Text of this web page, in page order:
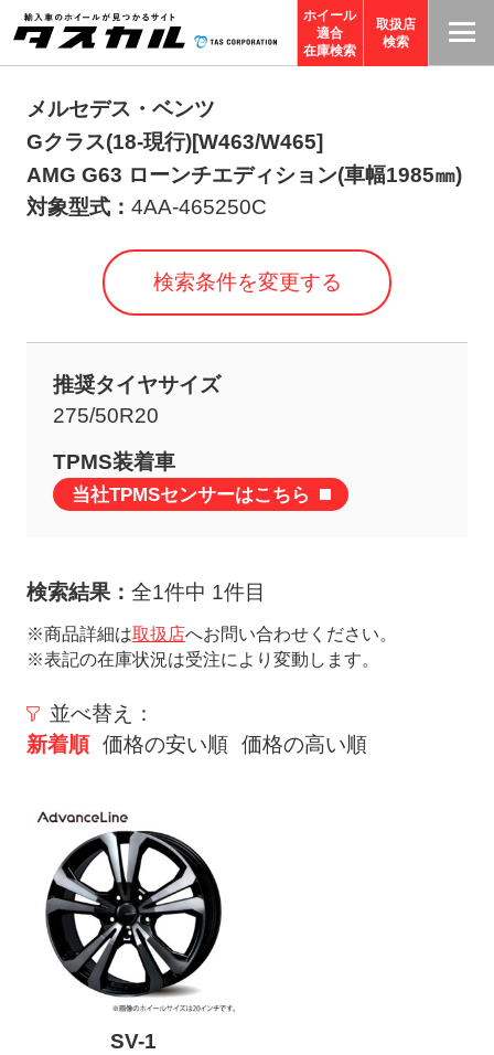
ホイール
適合
在庫検索
取扱店
検索
メルセデス・ベンツ
Gクラス(18-現行)[W463/W465]
AMG G63 ローンチエディション(車幅1985㎜)
対象型式： 4AA-465250C
検索条件を変更する
推奨タイヤサイズ
275/50R20
TPMS装着車
当社TPMSセンサーはこちら
検索結果： 全1件中 1件目
※商品詳細は取扱店へお問い合わせください。
※表記の在庫状況は受注により変動します。
並べ替え：
新着順 価格の安い順 価格の高い順
SV-1
T
O